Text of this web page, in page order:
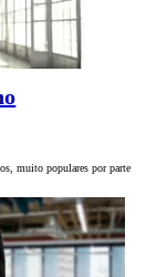
muito populares por parte